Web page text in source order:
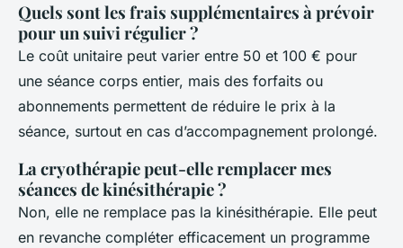
Quels sont les frais supplémentaires à prévoir
pour un suivi régulier ?
Le coût unitaire peut varier entre 50 et 100 € pour
une séance corps entier, mais des forfaits ou
abonnements permettent de réduire le prix à la
séance, surtout en cas d’accompagnement prolongé.
La cryothérapie peut-elle remplacer mes
séances de kinésithérapie ?
Non, elle ne remplace pas la kinésithérapie. Elle peut
en revanche compléter efficacement un programme